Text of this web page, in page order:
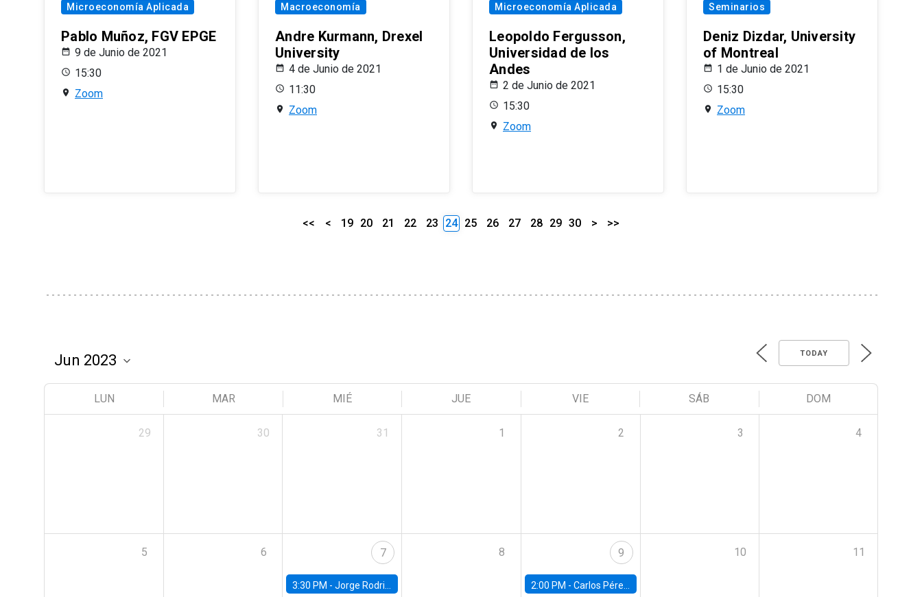
Microeconomía Aplicada
Pablo Muñoz, FGV EPGE
9 de Junio de 2021
15:30
Zoom
Macroeconomía
Andre Kurmann, Drexel
University
4 de Junio de 2021
11:30
Zoom
Microeconomía Aplicada
Leopoldo Fergusson,
Universidad de los
Andes
2 de Junio de 2021
15:30
Zoom
Seminarios
Deniz Dizdar, University
of Montreal
1 de Junio de 2021
15:30
Zoom
<< < 19 20 21 22 23 24 25 26 27 28 29 30 > >>
TODAY
LUN MAR MIÉ JUE VIE SÁB DOM
29 30 31 1 2 3 4
5 6 7
3:30 PM -Jorge Rodriguez, Universidad de Los Andes
8 9
2:00 PM - Carlos Pérez, Universidad Finis Terrae
10 11